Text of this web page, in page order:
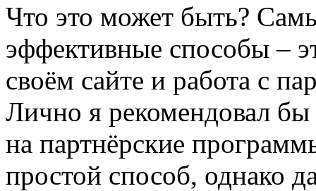
Что это может быть?
эффективные способы –
своём сайте и работа с
Лично я рекомендовал
на партнёрские
простой способ, однако